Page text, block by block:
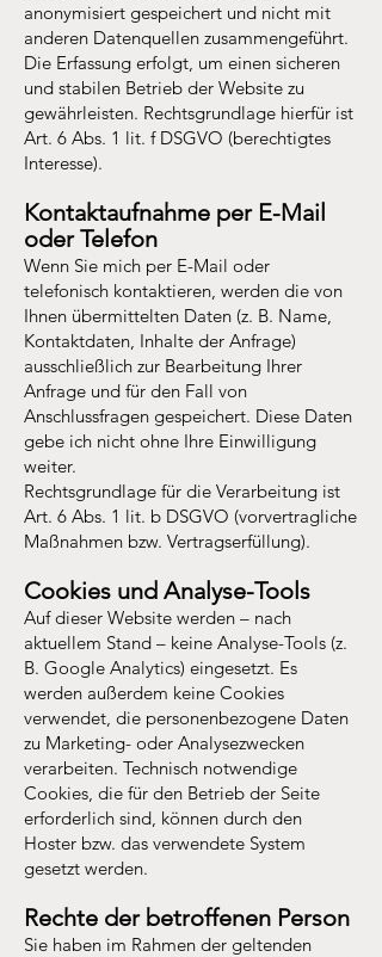
anonymisiert gespeichert und nicht mit
anderen Datenquellen zusammengeführt.
Die Erfassung erfolgt, um einen sicheren
und stabilen Betrieb der Website zu
gewährleisten. Rechtsgrundlage hierfür ist
Art. 6 Abs. 1 lit. f DSGVO (berechtigtes
Interesse).
Kontaktaufnahme per E-Mail
oder Telefon
Wenn Sie mich per E-Mail oder
telefonisch kontaktieren, werden die von
Ihnen übermittelten Daten (z. B. Name,
Kontaktdaten, Inhalte der Anfrage)
ausschließlich zur Bearbeitung Ihrer
Anfrage und für den Fall von
Anschlussfragen gespeichert. Diese Daten
gebe ich nicht ohne Ihre Einwilligung
weiter.
Rechtsgrundlage für die Verarbeitung ist
Art. 6 Abs. 1 lit. b DSGVO (vorvertragliche
Maßnahmen bzw. Vertragserfüllung).
Cookies und Analyse-Tools
Auf dieser Website werden – nach
aktuellem Stand – keine Analyse-Tools (z.
B. Google Analytics) eingesetzt. Es
werden außerdem keine Cookies
verwendet, die personenbezogene Daten
zu Marketing- oder Analysezwecken
verarbeiten. Technisch notwendige
Cookies, die für den Betrieb der Seite
erforderlich sind, können durch den
Hoster bzw. das verwendete System
gesetzt werden.
Rechte der betroffenen Person
Sie haben im Rahmen der geltenden